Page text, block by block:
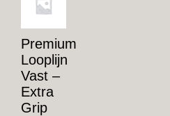
Premium
Looplijn
Vast –
Extra
Grip